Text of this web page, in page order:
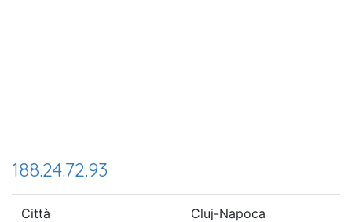
188.24.72.93
Città Cluj-Napoca